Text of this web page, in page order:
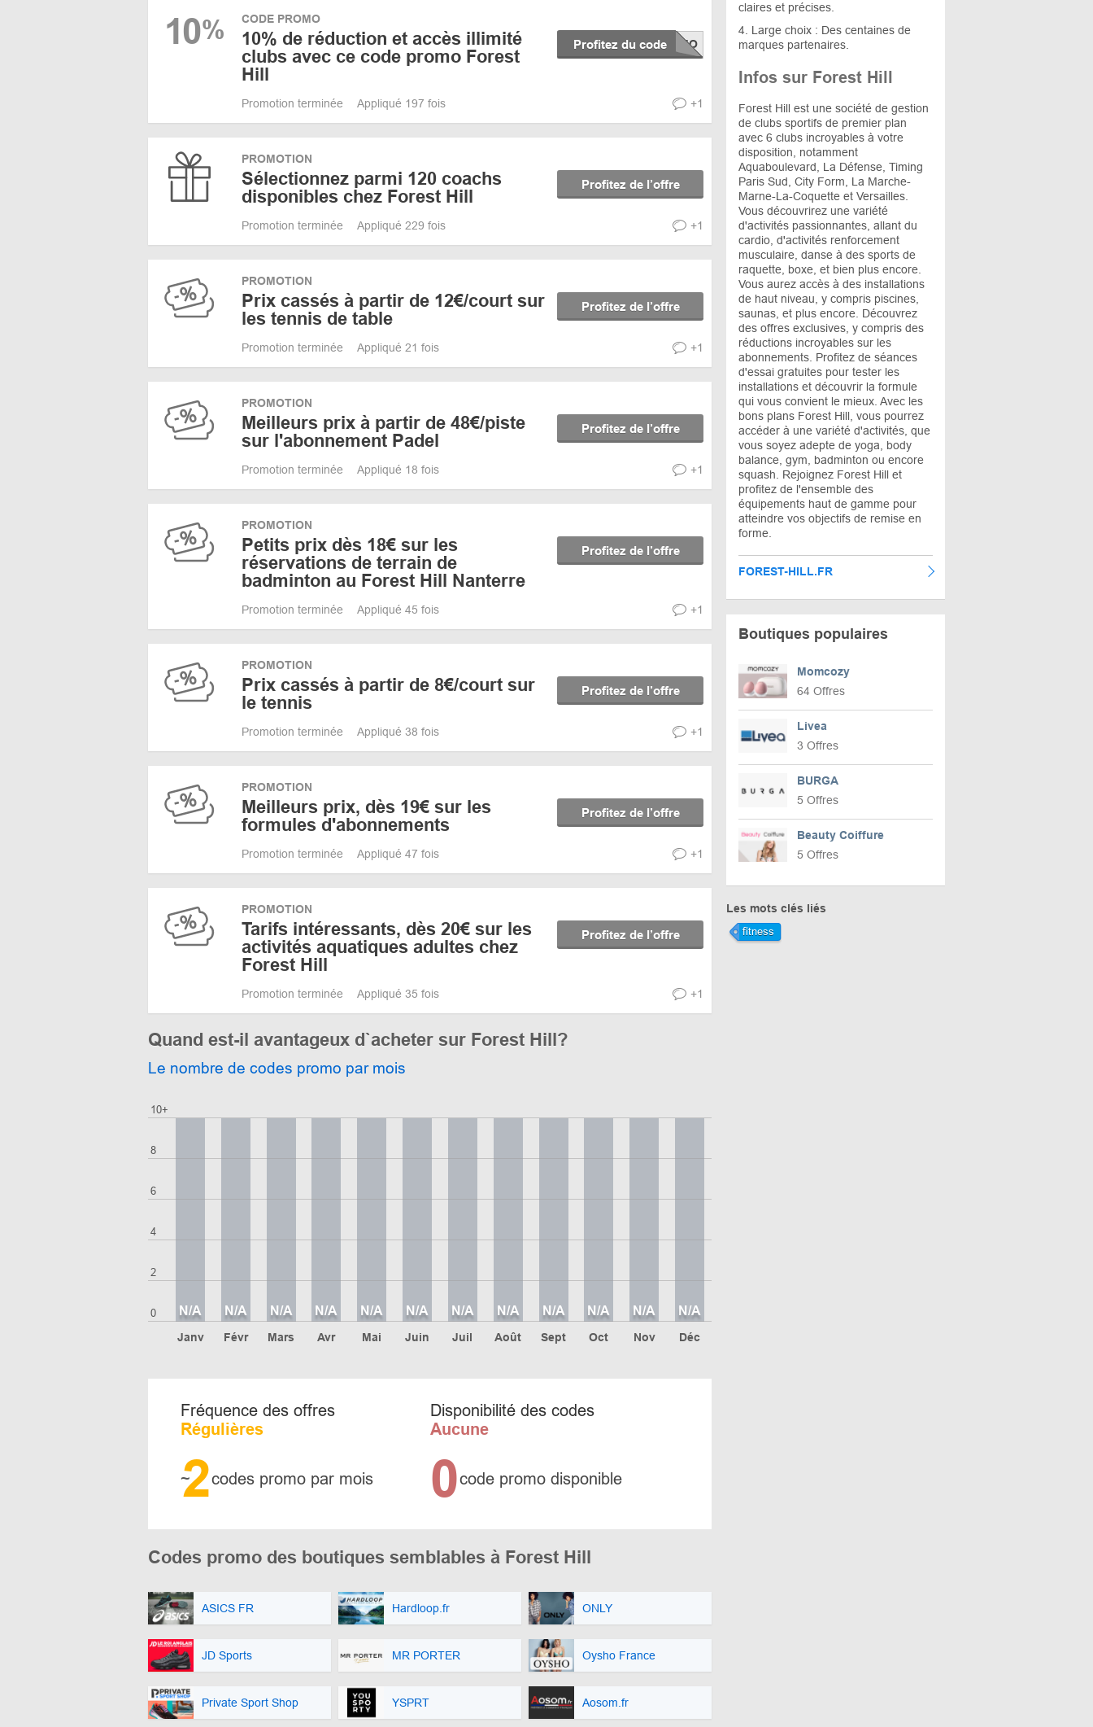
10% CODE PROMO
10% de réduction et accès illimité
clubs avec ce code promo Forest
Hill
Profitez du code
Promotion terminée Appliqué 197 fois +1
PROMOTION
Sélectionnez parmi 120 coachs
disponibles chez Forest Hill
Profitez de l’offre
Promotion terminée Appliqué 229 fois +1
PROMOTION
Prix cassés à partir de 12€/court sur
les tennis de table
Profitez de l’offre
Promotion terminée Appliqué 21 fois +1
PROMOTION
Meilleurs prix à partir de 48€/piste
sur l'abonnement Padel
Profitez de l’offre
Promotion terminée Appliqué 18 fois +1
PROMOTION
Petits prix dès 18€ sur les
réservations de terrain de
badminton au Forest Hill Nanterre
Profitez de l’offre
Promotion terminée Appliqué 45 fois +1
PROMOTION
Prix cassés à partir de 8€/court sur
le tennis
Profitez de l’offre
Promotion terminée Appliqué 38 fois +1
PROMOTION
Meilleurs prix, dès 19€ sur les
formules d'abonnements
Profitez de l’offre
Promotion terminée Appliqué 47 fois +1
PROMOTION
Tarifs intéressants, dès 20€ sur les
activités aquatiques adultes chez
Forest Hill
Profitez de l’offre
Promotion terminée Appliqué 35 fois +1
Quand est-il avantageux d`acheter sur Forest Hill?
Le nombre de codes promo par mois
0
2
4
6
8
10+
Janv
N/A
Févr
N/A
Mars
N/A
Avr
N/A
Mai
N/A
Juin
N/A
Juil
N/A
Août
N/A
Sept
N/A
Oct
N/A
Nov
N/A
Déc
N/A
Fréquence des offres
Régulières
~
2codes promo par mois
Disponibilité des codes
Aucune
0code promo disponible
Codes promo des boutiques semblables à Forest Hill
ASICS FR Hardloop.fr ONLY
JD Sports MR PORTER Oysho France
Private Sport Shop YSPRT Aosom.fr
claires et précises.
4. Large choix : Des centaines de
marques partenaires.
Infos sur Forest Hill
Forest Hill est une société de gestion
de clubs sportifs de premier plan
avec 6 clubs incroyables à votre
disposition, notamment
Aquaboulevard, La Défense, Timing
Paris Sud, City Form, La Marche-
Marne-La-Coquette et Versailles.
Vous découvrirez une variété
d'activités passionnantes, allant du
cardio, d'activités renforcement
musculaire, danse à des sports de
raquette, boxe, et bien plus encore.
Vous aurez accès à des installations
de haut niveau, y compris piscines,
saunas, et plus encore. Découvrez
des offres exclusives, y compris des
réductions incroyables sur les
abonnements. Profitez de séances
d'essai gratuites pour tester les
installations et découvrir la formule
qui vous convient le mieux. Avec les
bons plans Forest Hill, vous pourrez
accéder à une variété d'activités, que
vous soyez adepte de yoga, body
balance, gym, badminton ou encore
squash. Rejoignez Forest Hill et
profitez de l'ensemble des
équipements haut de gamme pour
atteindre vos objectifs de remise en
forme.
FOREST-HILL.FR
Boutiques populaires
Momcozy
64 Offres
Livea
3 Offres
BURGA
5 Offres
Beauty Coiffure
5 Offres
Les mots clés liés
fitness